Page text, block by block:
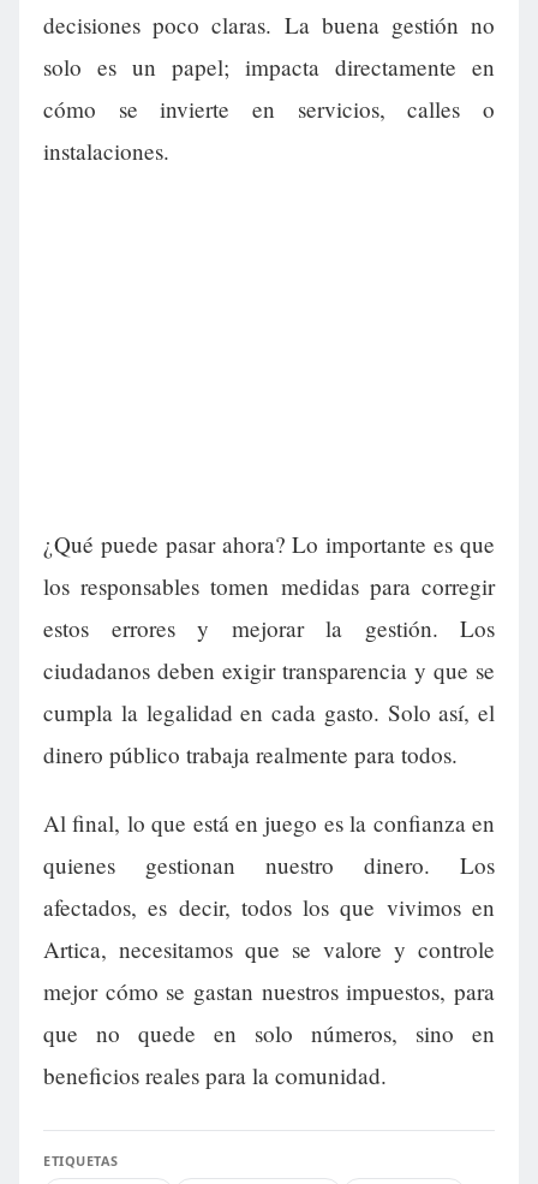
decisiones poco claras. La buena gestión no
solo es un papel; impacta directamente en
cómo se invierte en servicios, calles o
instalaciones.
¿Qué puede pasar ahora? Lo importante es que
los responsables tomen medidas para corregir
estos errores y mejorar la gestión. Los
ciudadanos deben exigir transparencia y que se
cumpla la legalidad en cada gasto. Solo así, el
dinero público trabaja realmente para todos.
Al final, lo que está en juego es la confianza en
quienes gestionan nuestro dinero. Los
afectados, es decir, todos los que vivimos en
Artica, necesitamos que se valore y controle
mejor cómo se gastan nuestros impuestos, para
que no quede en solo números, sino en
beneficios reales para la comunidad.
ETIQUETAS